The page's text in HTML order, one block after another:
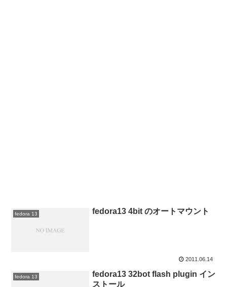
fedora 13 fedora13 4bit のオートマウント
2011.06.14
fedora 13
fedora13 32bot flash plugin イン
ストール